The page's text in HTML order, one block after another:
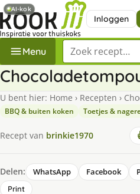
Inloggen
Menu Zoek een recept
U bent hier: Home › Recepten ›
BBQ & buiten koken Toetjes &
Recept van brinkie1970
Delen: WhatsApp Facebook
Print
AI-kok